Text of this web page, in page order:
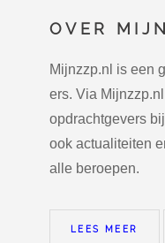
OVER
Mijnzzp.nl is een
ers. Via
opdrachtgevers
ook actualiteiten
alle beroepen.
LEES MEER